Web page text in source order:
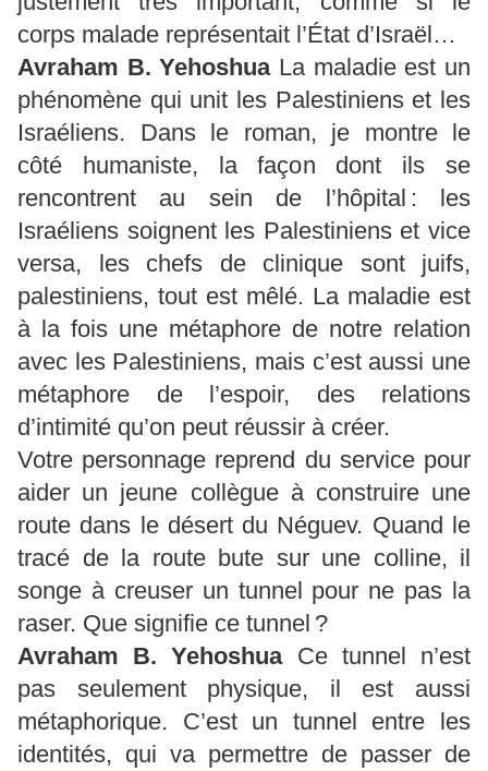
corps malade représentait l’État d’Israël…
Avraham B. Yehoshua La maladie est un
phénomène qui unit les Palestiniens et les
Israéliens. Dans le roman, je montre le
côté humaniste, la façon dont ils se
rencontrent au sein de l’hôpital : les
Israéliens soignent les Palestiniens et vice
versa, les chefs de clinique sont juifs,
palestiniens, tout est mêlé. La maladie est
à la fois une métaphore de notre relation
avec les Palestiniens, mais c’est aussi une
métaphore de l’espoir, des relations
d’intimité qu’on peut réussir à créer.
Votre personnage reprend du service pour
aider un jeune collègue à construire une
route dans le désert du Néguev. Quand le
tracé de la route bute sur une colline, il
songe à creuser un tunnel pour ne pas la
raser. Que signifie ce tunnel ?
Avraham B. YehoshuaCe tunnel n’est
pas seulement physique, il est aussi
métaphorique. C’est un tunnel entre les
identités, qui va permettre de passer de